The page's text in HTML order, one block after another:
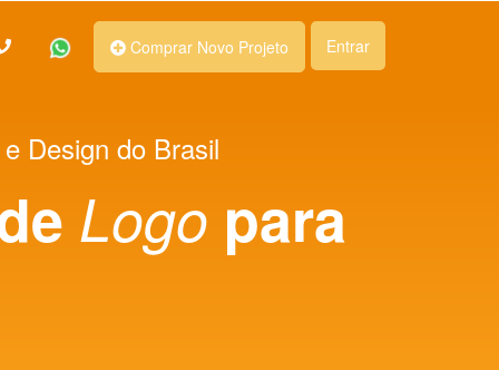
Comprar Novo Projeto Entrar
Design do Brasil
Logo para